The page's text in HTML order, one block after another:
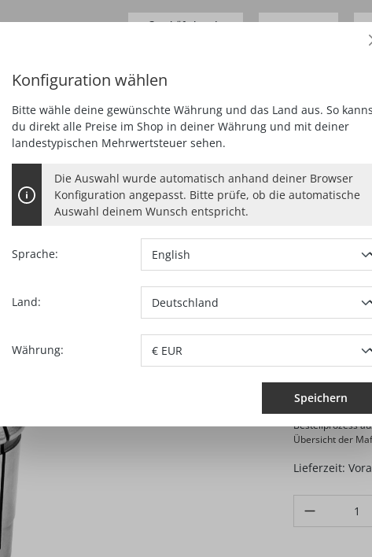
Geschäftskunde
SCHLEIFEN HOBELN
Artikel-Nr.:
Preise exkl.
Verkauf und
Bestellprozess
Übersicht der
Lieferzeit:
Konfiguration wählen
Bitte wähle deine gewünschte Währung und das Land aus. So
du direkt alle Preise im Shop in deiner Währung und mit deiner
landestypischen Mehrwertsteuer sehen.
Die Auswahl wurde automatisch anhand deiner Browser
Konfiguration angepasst. Bitte prüfe, ob die automatische
Auswahl deinem Wunsch entspricht.
Sprache:
Land:
Währung:
Speichern